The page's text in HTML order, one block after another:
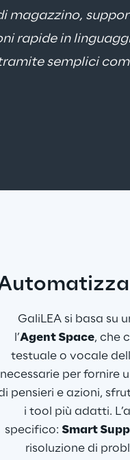
magazzino,
rapide in
semplici
GaliLEA si basa
l’Agent Space, che
testuale o vocale
necessarie per fornire
pensieri e azioni,
i tool più adatti.
specifico: Smart
risoluzione di